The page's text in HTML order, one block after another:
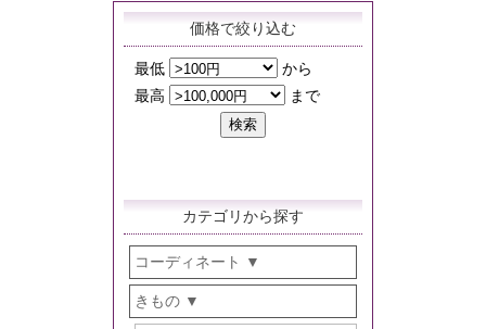
価格で絞り込む
カテゴリから探す
コーディネート
きもの